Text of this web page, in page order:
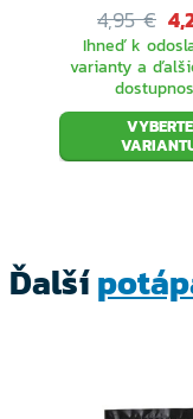
4,95 €
Ihneď k
varianty a
VYBERTE
Ďalší